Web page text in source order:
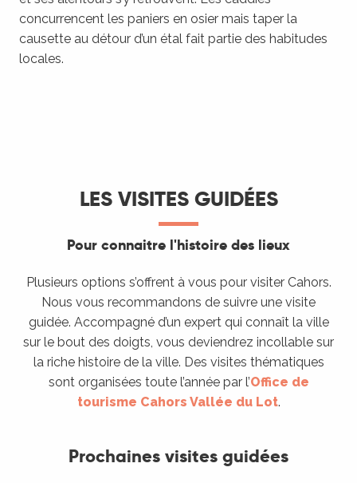
concurrencent les paniers en osier mais taper la
causette au détour d’un étal fait partie des habitudes
locales.
LES VISITES GUIDÉES
Pour connaitre l'histoire des lieux
Plusieurs options s’offrent à vous pour visiter Cahors.
Nous vous recommandons de suivre une visite
guidée. Accompagné d’un expert qui connaît la ville
sur le bout des doigts, vous deviendrez incollable sur
la riche histoire de la ville. Des visites thématiques
sont organisées toute l’année par l’Office de
tourisme Cahors Vallée du Lot.
Prochaines visites guidées